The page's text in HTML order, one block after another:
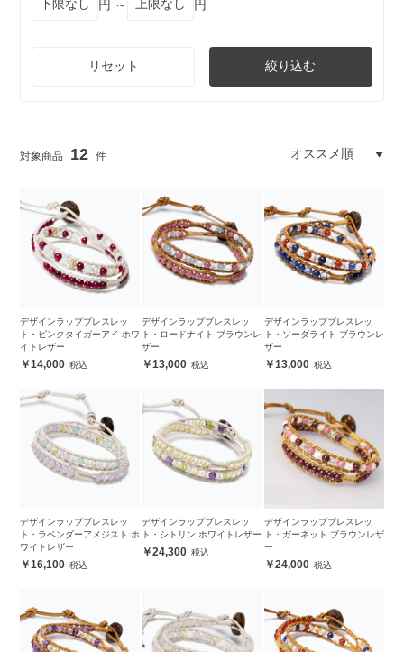
円 ～
円
リセット 絞り込む
12
デザインラップブレスレッ
ト・ピンクタイガーアイ ホワ
イトレザー
14,000
デザインラップブレスレッ
ト・ロードナイト ブラウンレ
ザー
13,000
デザインラップブレスレッ
ト・ソーダライト ブラウンレ
ザー
13,000
デザインラップブレスレッ
ト・ラベンダーアメジスト ホ
ワイトレザー
16,100
デザインラップブレスレッ
ト・シトリン ホワイトレザー
24,300
デザインラップブレスレッ
ト・ガーネット ブラウンレザ
ー
24,000